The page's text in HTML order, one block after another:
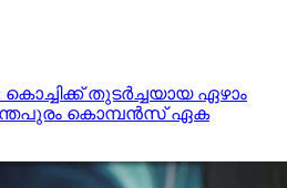
തുടര്‍ച്ചയായ ഏഴാം
കൊമ്പന്‍സ് ഏക